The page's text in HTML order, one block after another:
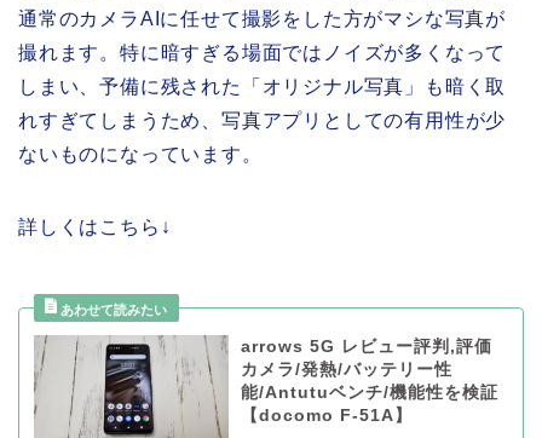
通常のカメラAIに任せて撮影をした方がマシな写真が
撮れます。特に暗すぎる場面ではノイズが多くなって
しまい、予備に残された「オリジナル写真」も暗く取
れすぎてしまうため、写真アプリとしての有用性が少
ないものになっています。
詳しくはこちら↓
arrows 5G レビュー評判,評価
カメラ/発熱/バッテリー性
能/Antutuベンチ/機能性を検証
【docomo F-51A】